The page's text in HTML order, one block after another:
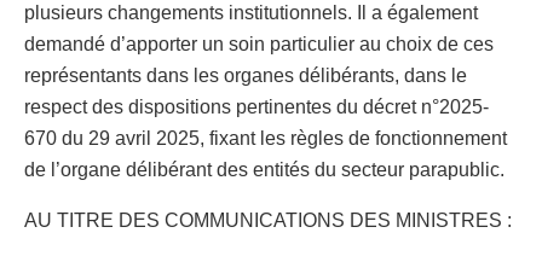
plusieurs changements institutionnels. Il a également
demandé d’apporter un soin particulier au choix de ces
représentants dans les organes délibérants, dans le
respect des dispositions pertinentes du décret n°2025-
670 du 29 avril 2025, fixant les règles de fonctionnement
de l’organe délibérant des entités du secteur parapublic.
AU TITRE DES COMMUNICATIONS DES MINISTRES :